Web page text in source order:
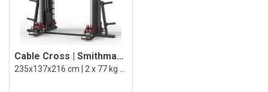
Cable Cross | Smithmaskin